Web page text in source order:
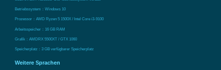
Betriebssystem：Windows 10
Prozessor：AMD Ryzen 5 1500X / Intel Core i3-9100
Arbeitsspeicher：16 GB RAM
Grafik：AMDRX 5500XT / GTX 1060
Speicherplatz：3 GB verfügbarer Speicherplatz
Weitere Sprachen